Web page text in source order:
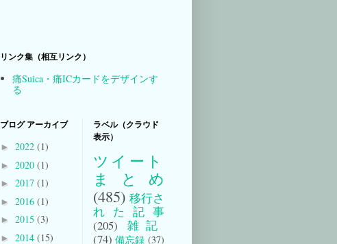
リンク集（相互リンク）
痛Suica・痛ICカードをデザインす
る
ブログ アーカイブ
► 2022 (1)
► 2020 (1)
► 2017 (1)
► 2016 (1)
► 2015 (3)
► 2014 (15)
ラベル（クラウド
表示）
ツイート
まとめ
(485) 移行さ
れた記事
(205)
雑記
(74) 備忘録 (37)